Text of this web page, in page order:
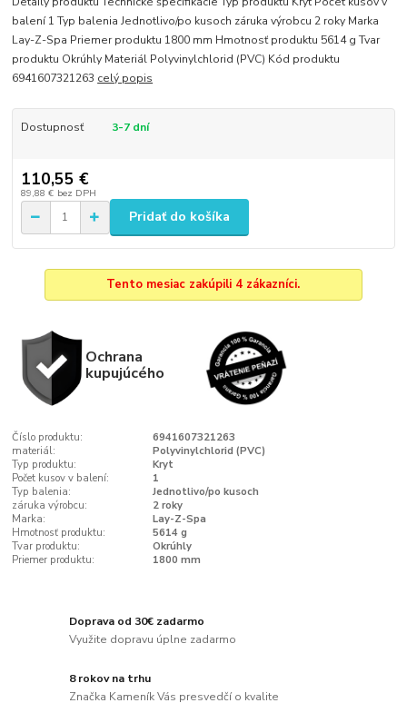
balení 1 Typ balenia Jednotlivo/po kusoch záruka výrobcu 2 roky Marka
Lay-Z-Spa Priemer produktu 1800 mm Hmotnosť produktu 5614 g Tvar
produktu Okrúhly Materiál Polyvinylchlorid (PVC) Kód produktu
6941607321263 celý popis
Dostupnosť 3-7 dní
110,55 €
89,88 € bez DPH
Pridať do košíka
Tento mesiac zakúpili 4 zákazníci.
Ochrana
kupujúcého
Číslo produktu:
6941607321263
materiál:
Polyvinylchlorid (PVC)
Typ produktu:
Kryt
Počet kusov v balení:
1
Typ balenia:
Jednotlivo/po kusoch
záruka výrobcu:
2 roky
Marka:
Lay-Z-Spa
Hmotnosť produktu:
5614 g
Tvar produktu:
Okrúhly
Priemer produktu:
1800 mm
Doprava od 30€ zadarmo
Využite dopravu úplne zadarmo
8 rokov na trhu
Značka Kameník Vás presvedčí o kvalite